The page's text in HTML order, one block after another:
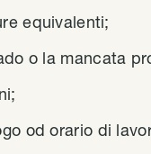
equivalenti;
o la mancata
od orario di